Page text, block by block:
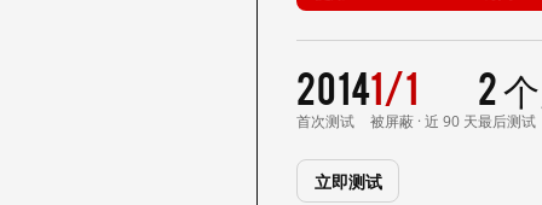
2014
首次测试
1/1
被屏蔽 · 近 90 天
2
最后测试
立即测试